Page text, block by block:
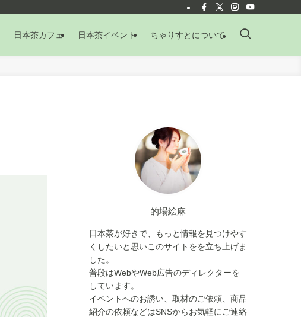
日本茶カフェ 日本茶イベント ちゃりすとについて
的場絵麻
日本茶が好きで、もっと情報を見つけやす
くしたいと思いこのサイトをを立ち上げま
した。
普段はWebやWeb広告のディレクターを
しています。
イベントへのお誘い、取材のご依頼、商品
紹介の依頼などはSNSからお気軽にご連絡